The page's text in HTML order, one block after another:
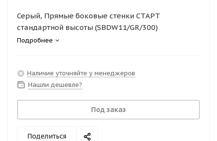
Серый, Прямые боковые стенки СТАРТ
стандартной высоты (SBDW11/GR/300)
Подробнее
Наличие уточняйте у менеджеров
Нашли дешевле?
Под заказ
Поделиться